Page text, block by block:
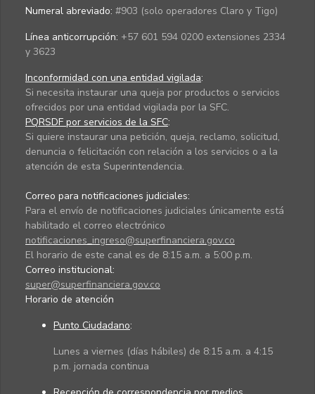
Numeral abreviado: #903 (solo operadores Claro y Tigo)
Línea anticorrupción: +57 601 594 0200 extensiones 2334
y 3623
Inconformidad con una entidad vigilada:
Si necesita instaurar una queja por productos o servicios
ofrecidos por una entidad vigilada por la SFC.
PQRSDF por servicios de la SFC:
Si quiere instaurar una petición, queja, reclamo, solicitud,
denuncia o felicitación con relación a los servicios o a la
atención de esta Superintendencia.
Correo para notificaciones judiciales:
Para el envío de notificaciones judiciales únicamente está
habilitado el correo electrónico
notificaciones_ingreso@superfinanciera.gov.co
El horario de este canal es de 8:15 a.m. a 5:00 p.m.
Correo institucional:
super@superfinanciera.gov.co
Horario de atención
Punto Ciudadano:
Lunes a viernes (días hábiles) de 8:15 a.m. a 4:15
p.m. jornada continua